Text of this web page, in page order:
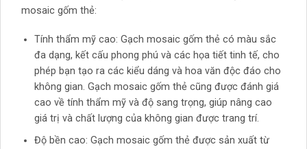
mosaic gốm thẻ:
Tính thẩm mỹ cao: Gạch mosaic gốm thẻ có màu sắc
đa dạng, kết cấu phong phú và các họa tiết tinh tế, cho
phép bạn tạo ra các kiểu dáng và hoa văn độc đáo cho
không gian. Gạch mosaic gốm thẻ cũng được đánh giá
cao về tính thẩm mỹ và độ sang trọng, giúp nâng cao
giá trị và chất lượng của không gian được trang trí.
Độ bền cao: Gạch mosaic gốm thẻ được sản xuất từ